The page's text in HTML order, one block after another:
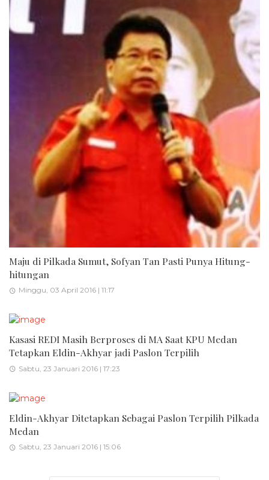
Maju di Pilkada Sumut, Sofyan Tan Pasti Punya Hitung-
hitungan
Minggu, 03 April 2016 | 11:17
Kasasi REDI Masih Berproses di MA Saat KPU Medan
Tetapkan Eldin-Akhyar jadi Paslon Terpilih
Sabtu, 23 Januari 2016 | 17:23
Eldin-Akhyar Ditetapkan Sebagai Paslon Terpilih Pilkada
Medan
Sabtu, 23 Januari 2016 | 15:06